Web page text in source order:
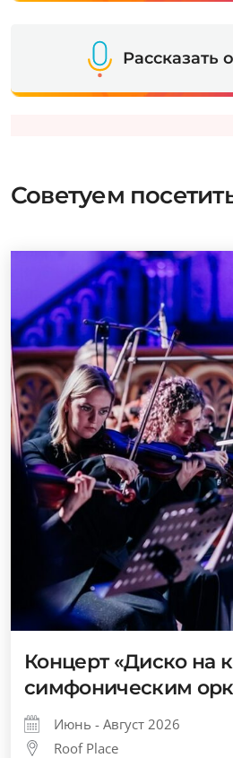
Рассказать
Советуем
Концерт «Диско на
симфоническим
Июнь - Август 2026
Roof Place